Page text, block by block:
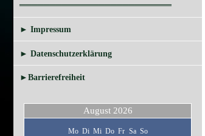
═════════════════════════
► Impressum
► Datenschutzerklärung
►Barrierefreiheit
August 2026
Mo Di Mi Do Fr Sa So